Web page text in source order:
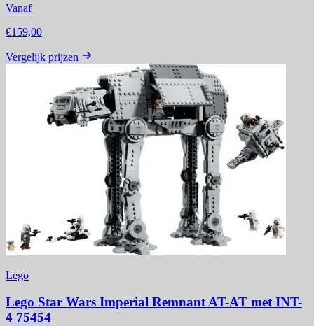
Vanaf
€159,00
Vergelijk prijzen
Lego
Lego Star Wars Imperial Remnant AT-AT met INT-
4 75454